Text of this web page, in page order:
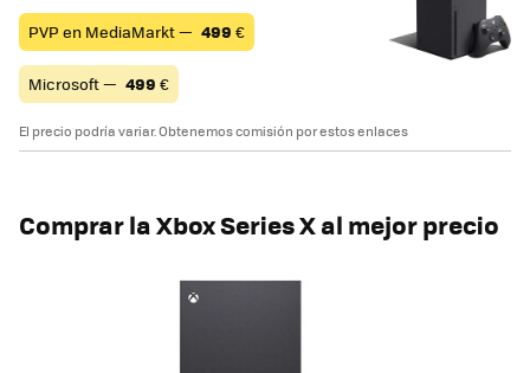
PVP en MediaMarkt — 499 €
Microsoft — 499 €
El precio podría variar. Obtenemos comisión por estos enlaces
Comprar la Xbox Series X al mejor precio